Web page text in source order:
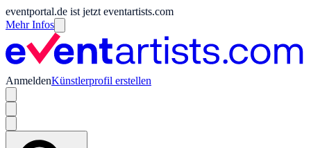
eventportal.de ist jetzt eventartists.com
Mehr Infos
AnmeldenKünstlerprofil erstellen